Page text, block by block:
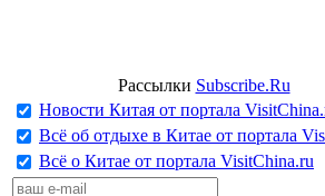
Рассылки Subscribe.Ru
Новости Китая от портала
Всё об отдыхе в Китае от портала
Всё о Китае от портала VisitChina.ru